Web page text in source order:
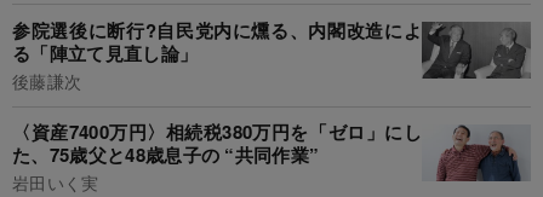
参院選後に断行?自民党内に燻る、内閣改造によ
る「陣立て見直し論」
後藤謙次
〈資産7400万円〉相続税380万円を「ゼロ」にし
た、75歳父と48歳息子の “共同作業”
岩田いく実